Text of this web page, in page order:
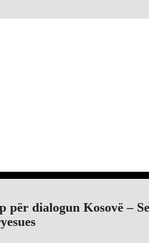
dialogun Kosovë –